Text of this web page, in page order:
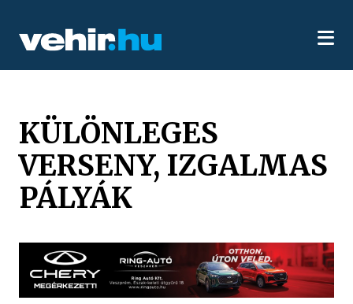
KÜLÖNLEGES
VERSENY, IZGALMAS
PÁLYÁK